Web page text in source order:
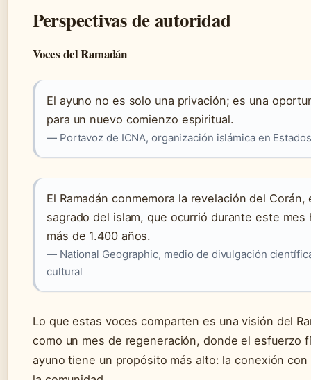
Perspectivas de autoridad
Voces del Ramadán
El ayuno no es solo una privación; es una
para un nuevo comienzo espiritual.
— Portavoz de ICNA, organización islámica en
El Ramadán conmemora la revelación del Corán,
sagrado del islam, que ocurrió durante este mes
más de 1.400 años.
— National Geographic, medio de divulgación
cultural
Lo que estas voces comparten es una visión del
como un mes de regeneración, donde el esfuerzo
ayuno tiene un propósito más alto: la conexión